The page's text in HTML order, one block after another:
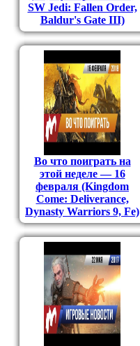
SW Jedi: Fallen Order,
Baldur's Gate III)
Во что поиграть на
этой неделе — 16
февраля (Kingdom
Come: Deliverance,
Dynasty Warriors 9, Fe)